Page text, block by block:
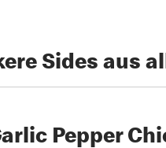
Sides aus